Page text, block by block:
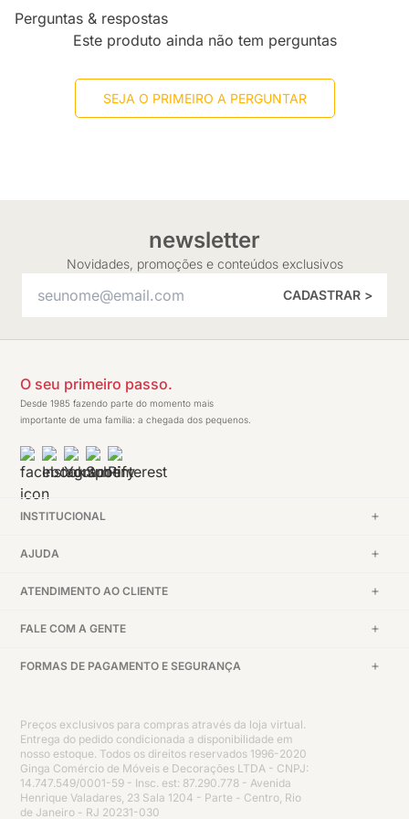
Perguntas & respostas
Este produto ainda não tem perguntas
SEJA O PRIMEIRO A PERGUNTAR
newsletter
Novidades, promoções e conteúdos exclusivos
CADASTRAR >
O seu primeiro passo.
Desde 1985 fazendo parte do momento mais
importante de uma família: a chegada dos pequenos.
INSTITUCIONAL
AJUDA
ATENDIMENTO AO CLIENTE
FALE COM A GENTE
FORMAS DE PAGAMENTO E SEGURANÇA
Preços exclusivos para compras através da loja virtual.
Entrega do pedido condicionada a disponibilidade em
nosso estoque. Todos os direitos reservados 1996-2020
Ginga Comércio de Móveis e Decorações LTDA - CNPJ:
14.747.549/0001-59 - Insc. est: 87.290.778 - Avenida
Henrique Valadares, 23 Sala 1204 - Parte - Centro, Rio
de Janeiro - RJ 20231-030